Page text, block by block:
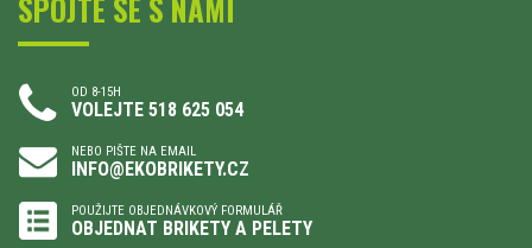
SPOJTE SE S NÁMI
OD 8-15H
VOLEJTE 518 625 054
NEBO PIŠTE NA EMAIL
INFO@EKOBRIKETY.CZ
POUŽIJTE OBJEDNÁVKOVÝ FORMULÁŘ
OBJEDNAT BRIKETY A PELETY